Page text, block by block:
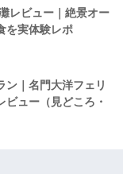
レビュー｜絶景オー
を実体験レポ
ン｜名門大洋フェリ
ビュー（見どころ・